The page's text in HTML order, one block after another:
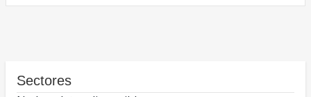
Sectores